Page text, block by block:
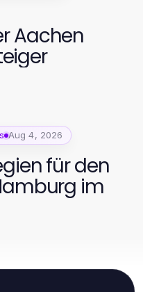
Aachen
Aug 4, 2026
für den
im